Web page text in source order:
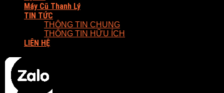
Máy Cũ Thanh Lý
TIN TỨC
THÔNG TIN CHUNG
THÔNG TIN HỮU ÍCH
LIÊN HỆ